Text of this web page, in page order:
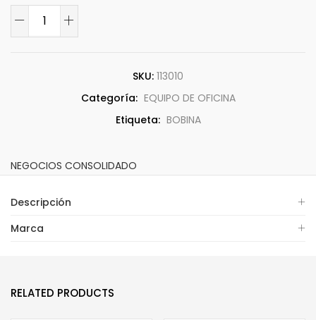
SKU: 113010
Categoría: EQUIPO DE OFICINA
Etiqueta: BOBINA
NEGOCIOS CONSOLIDADO
Descripción
Marca
RELATED PRODUCTS